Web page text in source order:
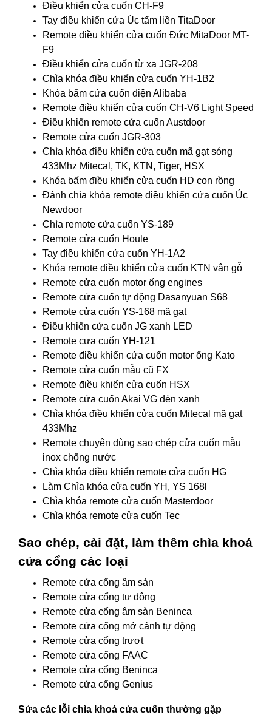
Điều khiển cửa cuốn CH-F9
Tay điều khiển cửa Úc tấm liền TitaDoor
Remote điều khiển cửa cuốn Đức MitaDoor MT-
F9
Điều khiển cửa cuốn từ xa JGR-208
Chìa khóa điều khiển cửa cuốn YH-1B2
Khóa bấm cửa cuốn điện Alibaba
Remote điều khiển cửa cuốn CH-V6 Light Speed
Điều khiển remote cửa cuốn Austdoor
Remote cửa cuốn JGR-303
Chìa khóa điều khiển cửa cuốn mã gạt sóng
433Mhz Mitecal, TK, KTN, Tiger, HSX
Khóa bấm điều khiển cửa cuốn HD con rồng
Đánh chìa khóa remote điều khiển cửa cuốn Úc
Newdoor
Chìa remote cửa cuốn YS-189
Remote cửa cuốn Houle
Tay điều khiển cửa cuốn YH-1A2
Khóa remote điều khiển cửa cuốn KTN vân gỗ
Remote cửa cuốn motor ống engines
Remote cửa cuốn tự động Dasanyuan S68
Remote cửa cuốn YS-168 mã gạt
Điều khiển cửa cuốn JG xanh LED
Remote cưa cuốn YH-121
Remote điều khiển cửa cuốn motor ống Kato
Remote cửa cuốn mẫu cũ FX
Remote điều khiển cửa cuốn HSX
Remote cửa cuốn Akai VG đèn xanh
Chìa khóa điều khiển cửa cuốn Mitecal mã gạt
433Mhz
Remote chuyên dùng sao chép cửa cuốn mẫu
inox chống nước
Chìa khóa điều khiển remote cửa cuốn HG
Làm Chìa khóa cửa cuốn YH, YS 168l
Chìa khóa remote cửa cuốn Masterdoor
Chìa khóa remote cửa cuốn Tec
Sao chép, cài đặt, làm thêm chìa khoá
cửa cổng các loại
Remote cửa cổng âm sàn
Remote cửa cổng tự động
Remote cửa cổng âm sàn Beninca
Remote cửa cổng mở cánh tự động
Remote cửa cổng trượt
Remote cửa cổng FAAC
Remote cửa cổng Beninca
Remote cửa cổng Genius
Sửa các lỗi chìa khoá cửa cuốn thường gặp